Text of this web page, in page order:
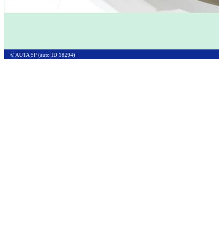
© AUTA 5P (auto ID 18294)